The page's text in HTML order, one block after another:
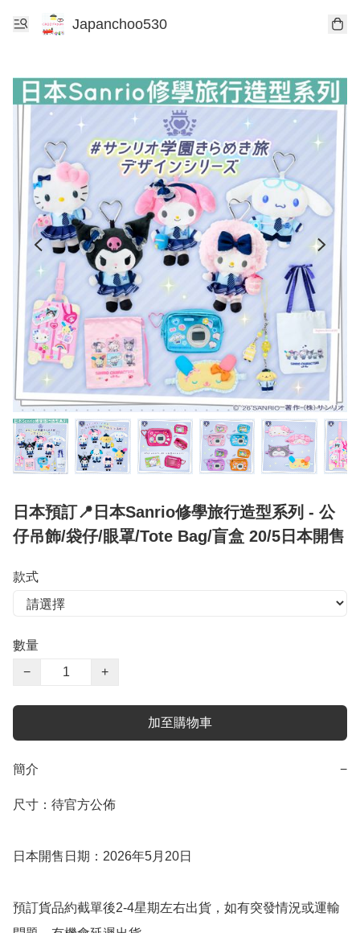
Japanchoo530
日本預訂📍日本Sanrio修學旅行造型系列 - 公
仔吊飾/袋仔/眼罩/Tote Bag/盲盒 20/5日本開售
款式
數量
−
+
加至購物車
簡介 −
尺寸：待官方公佈
日本開售日期：2026年5月20日
預訂貨品約截單後2-4星期左右出貨，如有突發情況或運輸